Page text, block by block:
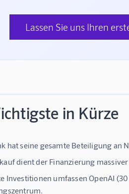
Lassen Sie uns Ihren
in Kürze
hat seine gesamte Beteiligung an
dient der Finanzierung
Investitionen umfassen OpenAI